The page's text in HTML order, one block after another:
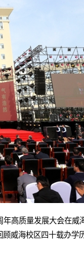
年高质量发展大会在威
威海校区四十载办学